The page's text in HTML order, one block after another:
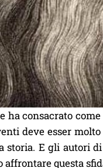
ha consacrato
deve esser
storia. E gli autori
affrontare questa